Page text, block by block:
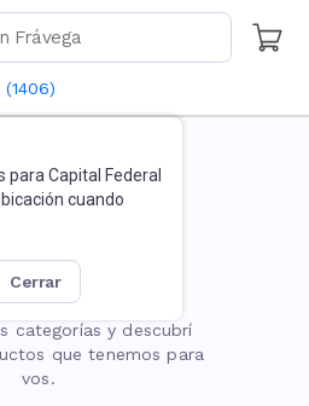
(1406)
para Capital Federal
cuando
cerrar
no existe
categorías y descubrí
que tenemos para
vos.